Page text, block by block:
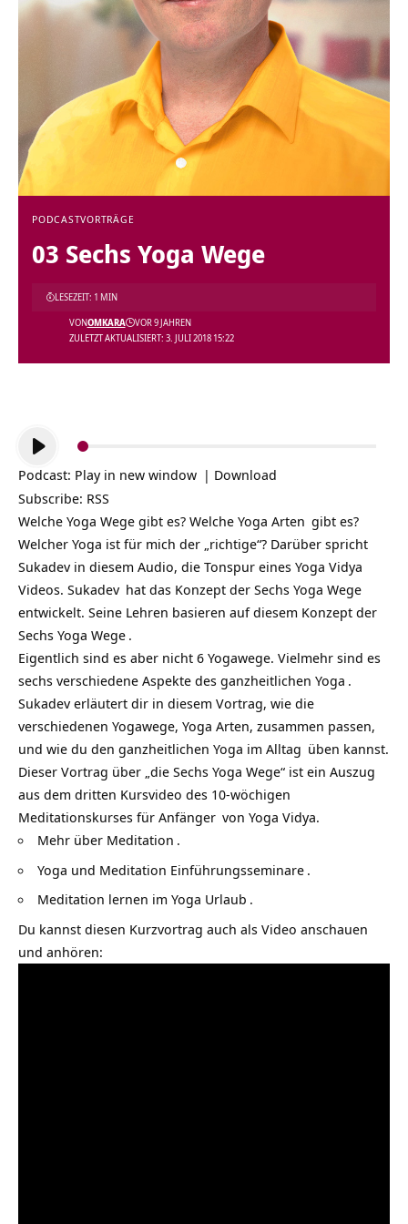
PODCASTVORTRÄGE
03 Sechs Yoga Wege
ZULETZT AKTUALISIERT: 3. JULI 2018 15:22
VONOMKARA VOR 9 JAHREN
LESEZEIT: 1 MIN
Audio-
Player
Podcast: Play in new window | Download
Subscribe: RSS
Welche Yoga Wege gibt es? Welche Yoga Arten gibt es?
Welcher Yoga ist für mich der „richtige“? Darüber spricht
Sukadev in diesem Audio, die Tonspur eines Yoga Vidya
Videos. Sukadev hat das Konzept der Sechs Yoga Wege
entwickelt. Seine Lehren basieren auf diesem Konzept der
Sechs Yoga Wege .
Eigentlich sind es aber nicht 6 Yogawege. Vielmehr sind es
sechs verschiedene Aspekte des ganzheitlichen Yoga .
Sukadev erläutert dir in diesem Vortrag, wie die
verschiedenen Yogawege, Yoga Arten, zusammen passen,
und wie du den ganzheitlichen Yoga im Alltag üben kannst.
Dieser Vortrag über „die Sechs Yoga Wege“ ist ein Auszug
aus dem dritten Kursvideo des 10-wöchigen
Meditationskurses für Anfänger von Yoga Vidya.
Mehr über Meditation .
Yoga und Meditation Einführungsseminare .
Meditation lernen im Yoga Urlaub .
Du kannst diesen Kurzvortrag auch als Video anschauen
und anhören: